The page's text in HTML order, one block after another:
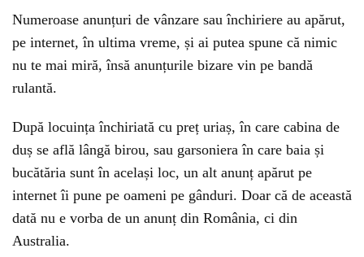
Numeroase anunțuri de vânzare sau închiriere au apărut,
pe internet, în ultima vreme, și ai putea spune că nimic
nu te mai miră, însă anunțurile bizare vin pe bandă
rulantă.
După locuința închiriată cu preț uriaș, în care cabina de
duș se află lângă birou, sau garsoniera în care baia și
bucătăria sunt în același loc, un alt anunț apărut pe
internet îi pune pe oameni pe gânduri. Doar că de această
dată nu e vorba de un anunț din România, ci din
Australia.